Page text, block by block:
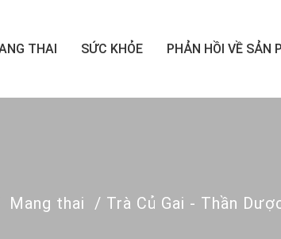
THAI SỨC KHỎE PHẢN HỒI VỀ SẢN
Mang thai / Trà Củ Gai - Thần